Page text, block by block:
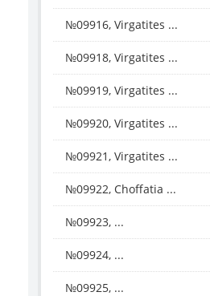
№09916, Virgatites ...
№09918, Virgatites ...
№09919, Virgatites ...
№09920, Virgatites ...
№09921, Virgatites ...
№09922, Choffatia ...
№09923, ...
№09924, ...
№09925, ...